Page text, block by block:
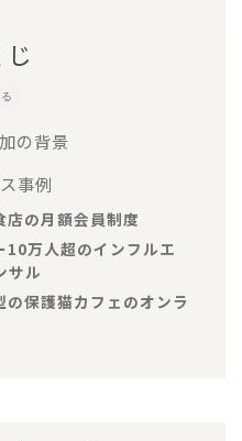
る
の背景
事例
の月額会員制度
万人超のインフルエ
サル
保護猫カフェのオンラ